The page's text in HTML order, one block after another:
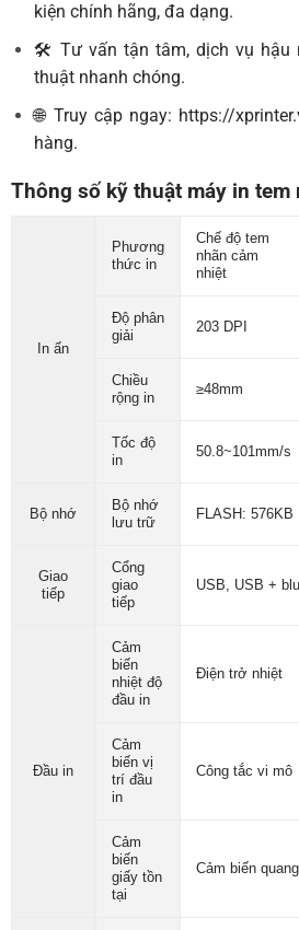
kiện chính hãng, đa dạng.
🛠️ Tư vấn tận tâm, dịch vụ hậu
thuật nhanh chóng.
🌐 Truy cập ngay: https://
hàng.
Thông số kỹ thuật máy in tem
In ấn
Phương
thức in
Chế độ tem
nhãn cảm
nhiệt
Độ phân
giải
203 DPI
Chiều
rộng in
≥48mm
Tốc độ
in
50.8~101mm/s
Bộ nhớ
Bộ nhớ
lưu trữ
FLASH: 576KB
Giao
tiếp
Cổng
giao
tiếp
USB, USB +
Đầu in
Cảm
biến
nhiệt độ
đầu in
Điện trở nhiệt
Cảm
biến vị
trí đầu
in
Công tắc vi mô
Cảm
biến
giấy tồn
tại
Cảm biến